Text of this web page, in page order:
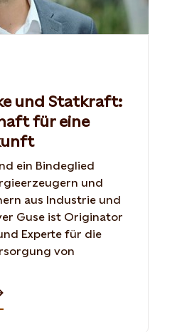
und Statkraft:
für eine
ein Bindeglied
und
aus Industrie und
Guse ist Originator
Experte für die
von